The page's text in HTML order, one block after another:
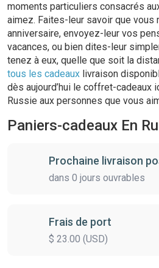
moments particuliers consacrés
aimez. Faites-leur savoir que vous
anniversaire, envoyez-leur vos
vacances, ou bien dites-leur
tenez à eux, quelle que soit la
tous les cadeaux livraison
dès aujourd’hui le coffret-cadeaux
Russie aux personnes que vous
Paniers-cadeaux En
Prochaine livraison
dans 0 jours ouvrables
Frais de port
$ 23.00 (USD)